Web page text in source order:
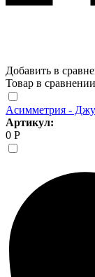
Добавить в
Товар в сравнении
Асимметрия -
Артикул:
0 Р